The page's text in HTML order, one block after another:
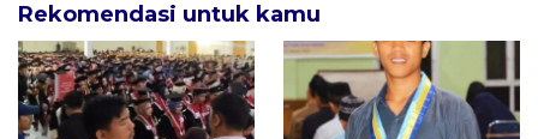
Rekomendasi untuk kamu